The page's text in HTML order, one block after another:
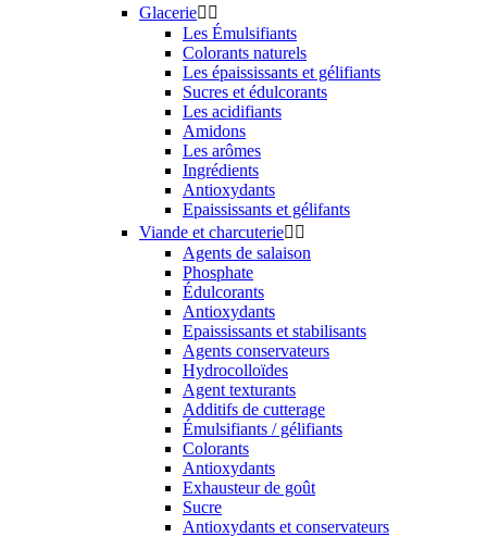
Glacerie 
Les Émulsifiants
Colorants naturels
Les épaississants et gélifiants
Sucres et édulcorants
Les acidifiants
Amidons
Les arômes
Ingrédients
Antioxydants
Epaississants et gélifants
Viande et charcuterie 
Agents de salaison
Phosphate
Édulcorants
Antioxydants
Epaississants et stabilisants
Agents conservateurs
Hydrocolloïdes
Agent texturants
Additifs de cutterage
Émulsifiants / gélifiants
Colorants
Antioxydants
Exhausteur de goût
Sucre
Antioxydants et conservateurs